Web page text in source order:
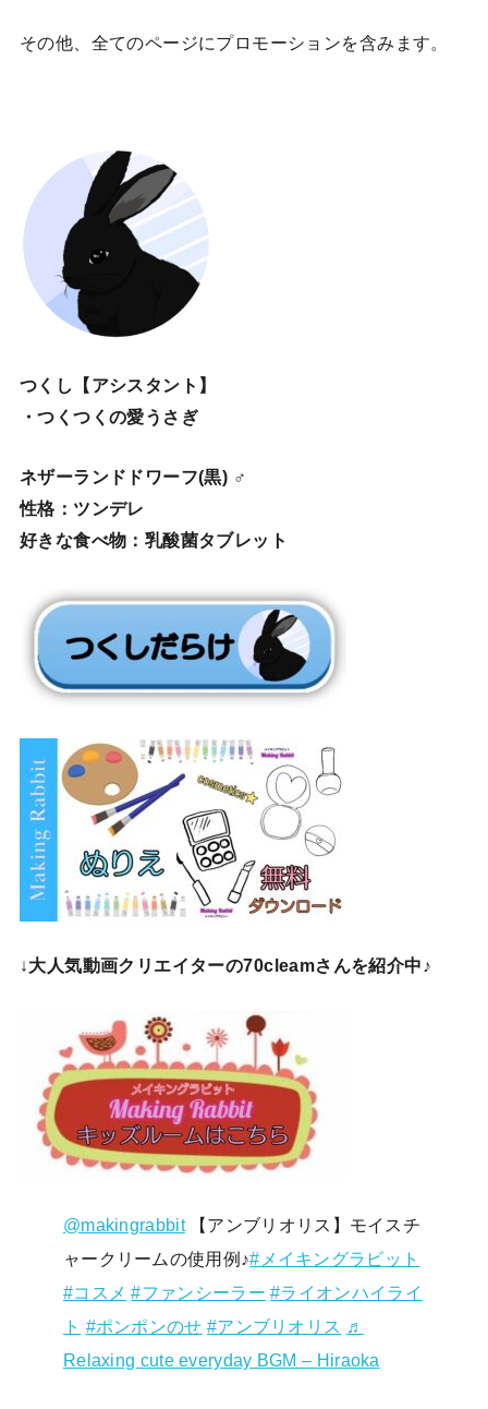
その他、全てのページにプロモーションを含みます。
つくし【アシスタント】
・つくつくの愛うさぎ
ネザーランドドワーフ(黒) ♂
性格：ツンデレ
好きな食べ物：乳酸菌タブレット
↓大人気動画クリエイターの70cleamさんを紹介中♪
@makingrabbit【アンブリオリス】モイスチ
ャークリームの使用例♪#メイキングラビット
#コスメ #ファンシーラー #ライオンハイライ
ト #ポンポンのせ #アンブリオリス ♬
Relaxing cute everyday BGM – Hiraoka